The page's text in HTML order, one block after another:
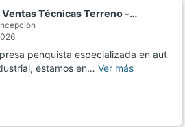
Técnicas Terreno -…
penquista especializada en aut
estamos en… Ver más